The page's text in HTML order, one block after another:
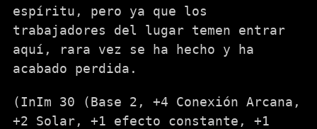
espíritu, pero ya que los
trabajadores del lugar temen entrar
aquí, rara vez se ha hecho y ha
acabado perdida.
(InIm 30 (Base 2, +4 Conexión Arcana,
+2 Solar, +1 efecto constante, +1